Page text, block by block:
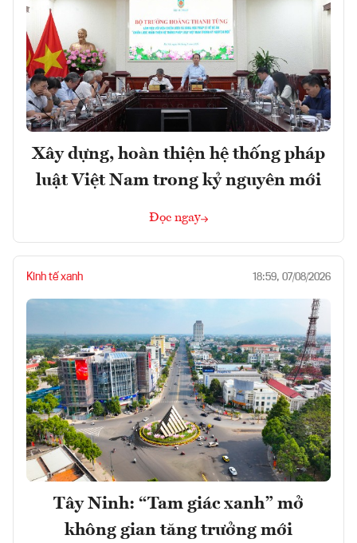
Xây dựng, hoàn thiện hệ thống pháp
luật Việt Nam trong kỷ nguyên mới
Đọc ngay
Kinh tế xanh 18:59, 07/08/2026
Tây Ninh: “Tam giác xanh” mở
không gian tăng trưởng mới